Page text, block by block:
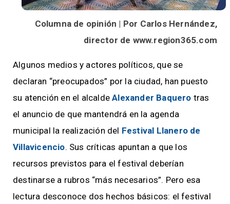
Columna de opinión | Por Carlos Hernández,
director de www.region365.com
Algunos medios y actores políticos, que se
declaran “preocupados” por la ciudad, han puesto
su atención en el alcaldeAlexander Baquero tras
el anuncio de que mantendrá en la agenda
municipal la realización del Festival Llanero de
Villavicencio. Sus críticas apuntan a que los
recursos previstos para el festival deberían
destinarse a rubros “más necesarios”. Pero esa
lectura desconoce dos hechos básicos: el festival